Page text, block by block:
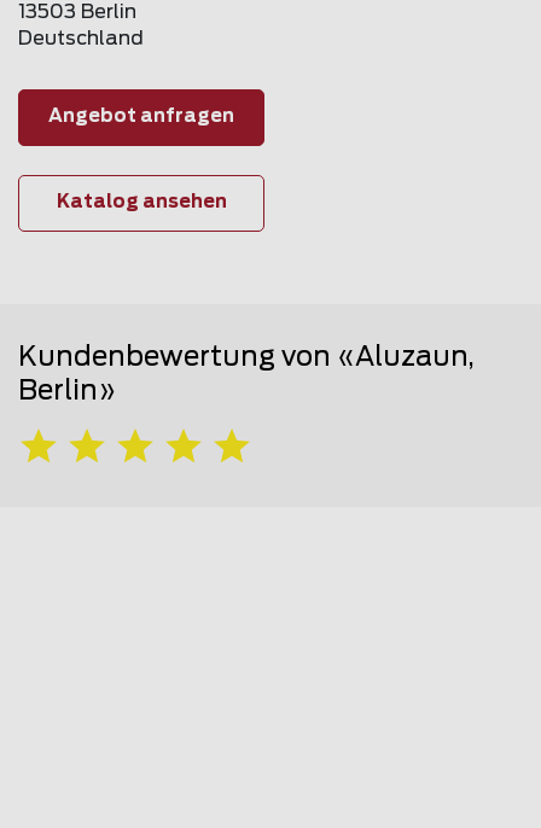
13503 Berlin
Deutschland
Angebot anfragen
Katalog ansehen
Kundenbewertung von «Aluzaun,
Berlin»